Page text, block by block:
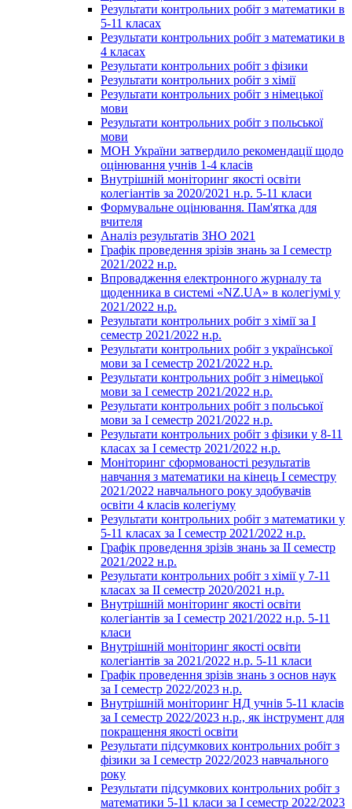
Результати контрольних робіт з математики в
5-11 класах
Результати контрольних робіт з математики в
4 класах
Результати контрольних робіт з фізики
Результати контрольних робіт з хімії
Результати контрольних робіт з німецької
мови
Результати контрольних робіт з польської
мови
МОН України затвердило рекомендації щодо
оцінювання учнів 1-4 класів
Внутрішній моніторинг якості освіти
колегіантів за 2020/2021 н.р. 5-11 класи
Формувальне оцінювання. Пам'ятка для
вчителя
Аналіз результатів ЗНО 2021
Графік проведення зрізів знань за І семестр
2021/2022 н.р.
Впровадження електронного журналу та
щоденника в системі «NZ.UA» в колегіумі у
2021/2022 н.р.
Результати контрольних робіт з хімії за І
семестр 2021/2022 н.р.
Результати контрольних робіт з української
мови за І семестр 2021/2022 н.р.
Результати контрольних робіт з німецької
мови за І семестр 2021/2022 н.р.
Результати контрольних робіт з польської
мови за І семестр 2021/2022 н.р.
Результати контрольних робіт з фізики у 8-11
класах за І семестр 2021/2022 н.р.
Моніторинг сформованості результатів
навчання з математики на кінець І семестру
2021/2022 навчального року здобувачів
освіти 4 класів колегіуму
Результати контрольних робіт з математики у
5-11 класах за І семестр 2021/2022 н.р.
Графік проведення зрізів знань за ІІ семестр
2021/2022 н.р.
Результати контрольних робіт з хімії у 7-11
класах за ІІ семестр 2020/2021 н.р.
Внутрішній моніторинг якості освіти
колегіантів за І семестр 2021/2022 н.р. 5-11
класи
Внутрішній моніторинг якості освіти
колегіантів за 2021/2022 н.р. 5-11 класи
Графік проведення зрізів знань з основ наук
за І семестр 2022/2023 н.р.
Внутрішній моніторинг НД учнів 5-11 класів
за І семестр 2022/2023 н.р., як інструмент для
покращення якості освіти
Результати підсумкових контрольних робіт з
фізики за І семестр 2022/2023 навчального
року
Результати підсумкових контрольних робіт з
математики 5-11 класи за І семестр 2022/2023